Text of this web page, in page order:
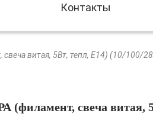
Контакты
витая, 5Вт, тепл, E14) (10/100/
(филамент, свеча витая,